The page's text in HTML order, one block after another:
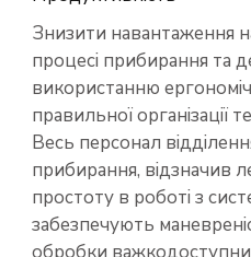
Знизити навантаження
процесі прибирання та
використанню
правильної організації
Весь персонал
прибирання, відзначив
простоту в роботі з
забезпечують
обробки